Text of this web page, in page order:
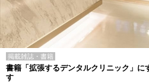
掲載雑誌・書籍
書籍「拡張するデンタルクリニック」に
す